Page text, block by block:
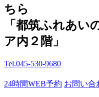
ちら
「都筑ふれあい
ア内２階」
Tel.045-530-9680
24時間WEB予約 お問い合